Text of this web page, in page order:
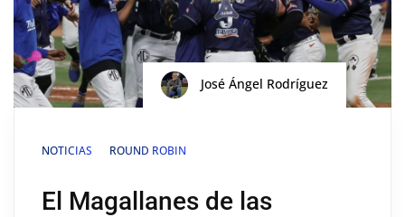
José Ángel Rodríguez
NOTICIAS ROUND ROBIN
El Magallanes de las